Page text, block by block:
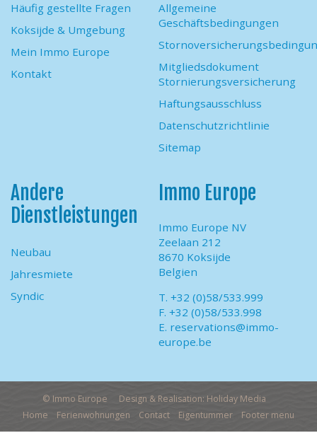
Häufig gestellte Fragen
Koksijde & Umgebung
Mein Immo Europe
Kontakt
Allgemeine
Geschäftsbedingungen
Mitgliedsdokument
Stornierungsversicherung
Haftungsausschluss
Datenschutzrichtlinie
Sitemap
Andere
Dienstleistungen
Neubau
Jahresmiete
Syndic
Immo Europe
Immo Europe NV
Zeelaan 212
8670 Koksijde
Belgien
T. +32 (0)58/533.999
F. +32 (0)58/533.998
E. reservations@immo-
europe.be
© Immo Europe
Design & Realisation: Holiday Media
Home
Ferienwohnungen Contact Eigentummer Footer menu